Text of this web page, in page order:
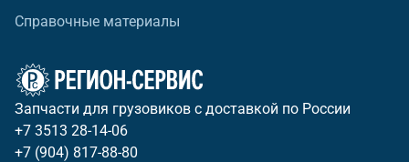
Справочные материалы
Запчасти для грузовиков с доставкой по России
+7 3513 28-14-06
+7 (904) 817-88-80